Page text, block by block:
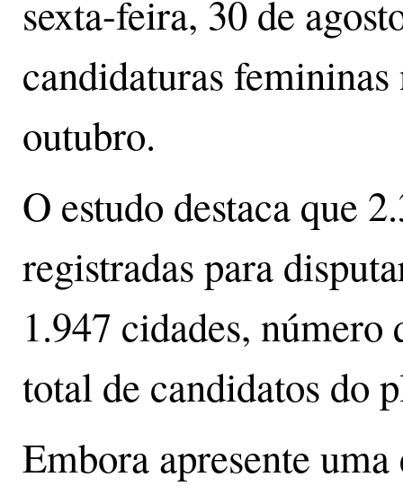
sexta-feira, 30 de
candidaturas
outubro.
O estudo destaca que
registradas para
1.947 cidades,
total de candidatos do
Embora apresente